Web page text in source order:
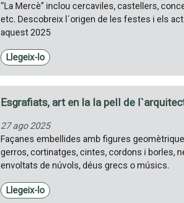
“La Mercè” inclou cercaviles, castellers,
etc. Descobreix l´origen de les festes i els
aquest 2025
Llegeix-lo
Esgrafiats, art en la la pell de
27 ago 2025
Façanes embellides amb figures
gerros, cortinatges, cintes, cordons i borles,
envoltats de núvols, déus grecs o músics.
Llegeix-lo